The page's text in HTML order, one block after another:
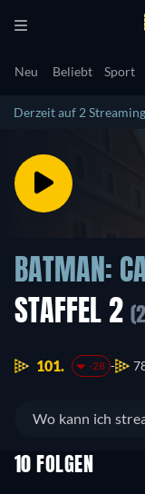
Neu Beliebt Sport
Derzeit auf 2
BATMAN:
STAFFEL 2
101. -28
Wo kann ich
10 FOLGEN